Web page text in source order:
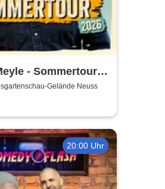
- Sommertour
Gelände Neuss
20:00 Uhr